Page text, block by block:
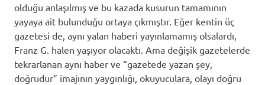
olduğu anlaşılmış ve bu kazada kusurun tamamının
yayaya ait bulunduğu ortaya çıkmıştır. Eğer kentin üç
gazetesi de, aynı yalan haberi yayınlamamış olsalardı,
Franz G. halen yaşıyor olacaktı. Ama değişik gazetelerde
tekrarlanan aynı haber ve “gazetede yazan şey,
doğrudur” imajının yaygınlığı, okuyuculara, olayı doğru